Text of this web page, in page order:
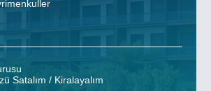
Satalım / Kiralayalım